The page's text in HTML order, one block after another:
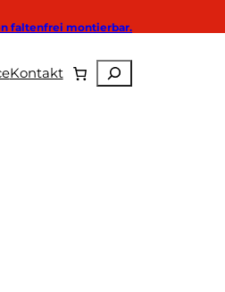
faltenfrei montierbar.
Autoglasfolien
Kontakt Suchen